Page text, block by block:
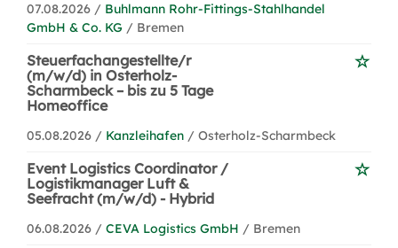
07.08.2026 / Buhlmann Rohr-Fittings-Stahlhandel
GmbH & Co. KG / Bremen
Steuerfachangestellte/r
(m/w/d) in Osterholz-
Scharmbeck – bis zu 5 Tage
Homeoffice
05.08.2026 / Kanzleihafen / Osterholz-Scharmbeck
Event Logistics Coordinator /
Logistikmanager Luft &
Seefracht (m/w/d) - Hybrid
06.08.2026 / CEVA Logistics GmbH / Bremen